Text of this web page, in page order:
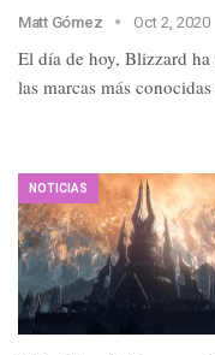
Matt Gómez Oct 2, 2020
El día de hoy, Blizzard
las marcas más
NOTICIAS